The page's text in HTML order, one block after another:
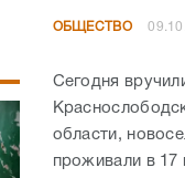
ОБЩЕСТВО
Сегодня
области,
проживали в 17